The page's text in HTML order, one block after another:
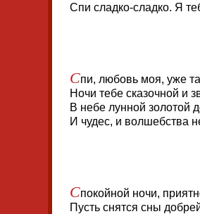
Спи сладко-сладко. Я
Спи, любовь моя, уже
Ночи тебе сказочной и
В небе лунной золотой
И чудес, и волшебства
Спокойной ночи,
Пусть снятся сны